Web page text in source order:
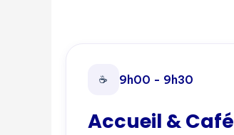
☕ 9h00 - 9h30
Accueil & Café